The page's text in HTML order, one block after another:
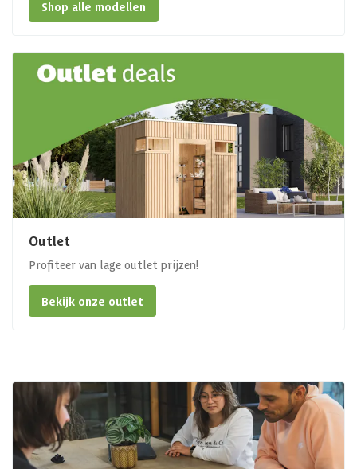
Shop alle modellen
Outlet
Profiteer van lage outlet prijzen!
Bekijk onze outlet